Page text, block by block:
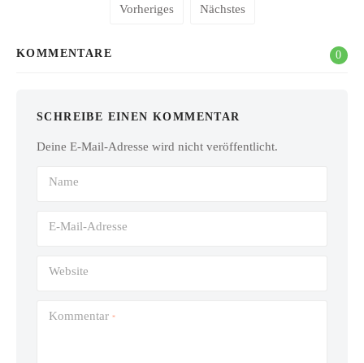
Vorheriges Nächstes
KOMMENTARE 0
SCHREIBE EINEN KOMMENTAR
Deine E-Mail-Adresse wird nicht veröffentlicht.
Name
E-Mail-Adresse
Website
Kommentar *